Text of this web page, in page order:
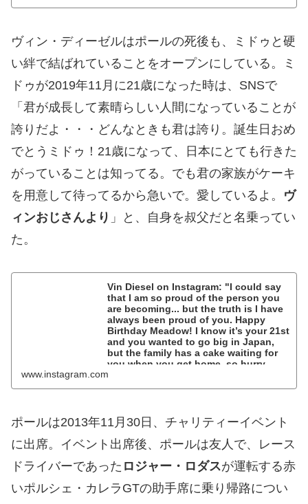
ヴィン・ディーゼルはポールの死後も、ミドゥと硬
い絆で結ばれていることをオープンにしている。ミ
ドゥが2019年11月に21歳になった時は、SNSで
「君が成長して素晴らしい人間になっていることが
誇りだよ・・・どんなときも君は誇り。誕生日おめ
でとうミドゥ！21歳になって、日本にとても行きた
がっていることは知ってる。でも君の家族がケーキ
を用意して待ってるから急いで。愛しているよ。 ヴ
ィンおじさんより 」と、自身を叔父だと名乗ってい
た。
Vin Diesel on Instagram: "I could say
that I am so proud of the person you
are becoming... but the truth is I have
always been proud of you. Happy
Birthday Meadow! I know it’s your 21st
and you wanted to go big in Japan,
but the family has a cake waiting for
you when you get home, so hurry.
Love you kid. Uncle Vin"
www.instagram.com
ポールは2013年11月30日、チャリティーイベント
に出席。イベント出席後、ポールは友人で、レース
ドライバーであった ロジャー・ロダスが運転する赤
いポルシェ・カレラGTの助手席に乗り帰路につい